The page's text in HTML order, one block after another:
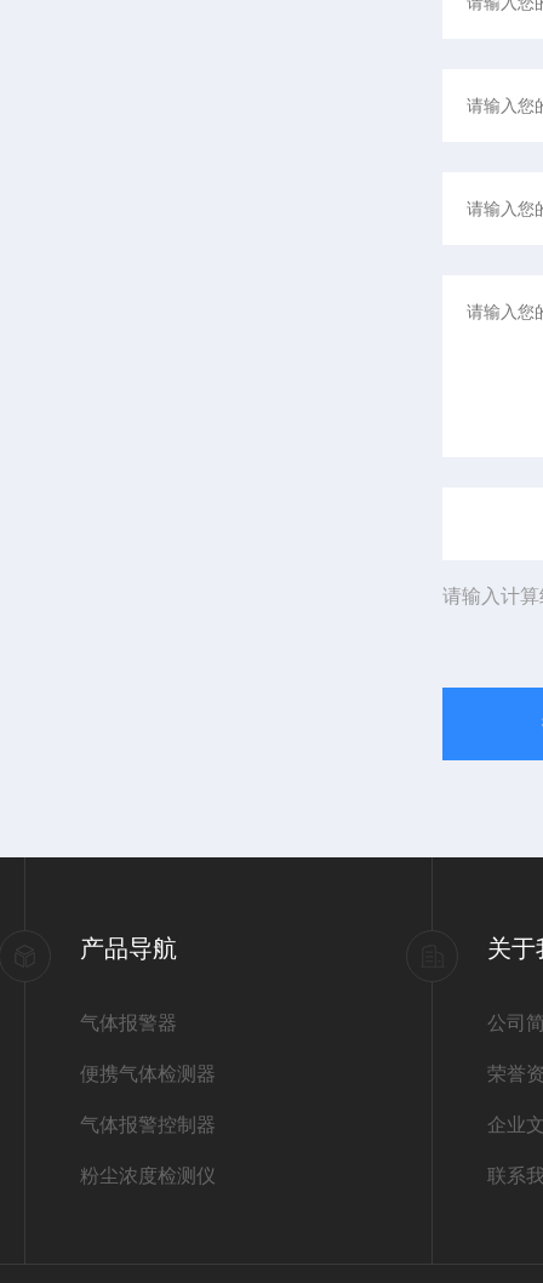
请输入计
产品导航
气体报警器
便携气体检测器
气体报警控制器
粉尘浓度检测仪
关于
公司
荣誉
企业
联系